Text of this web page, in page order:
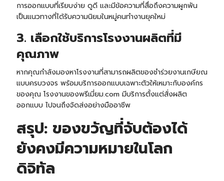
การออกแบบที่เรียบง่าย ดูดี และมีข้อความที่สื่อถึงความผูกพัน
เป็นแนวทางที่ได้รับความนิยมในหมู่คนทำงานยุคใหม่
3. เลือกใช้บริการโรงงานผลิตที่มี
คุณภาพ
หากคุณกำลังมองหาโรงงานที่สามารถผลิตของชำร่วยงานเกษียณ
แบบครบวงจร พร้อมบริการออกแบบเฉพาะตัวให้เหมาะกับองค์กร
ของคุณ โรงงานของพรีเมี่ยม.comมีบริการตั้งแต่สั่งผลิต
ออกแบบ ไปจนถึงจัดส่งอย่างมืออาชีพ
สรุป: ของขวัญที่จับต้องได้
ยังคงมีความหมายในโลก
ดิจิทัล